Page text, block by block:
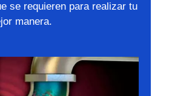
se requieren para realizar tu
manera.